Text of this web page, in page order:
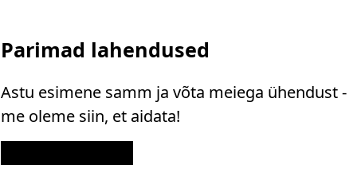
Parimad lahendused
Astu esimene samm ja võta meiega ühendust -
me oleme siin, et aidata!